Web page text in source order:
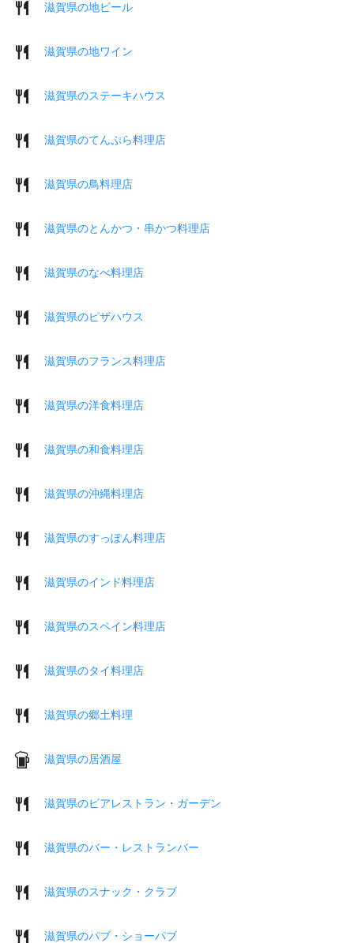
滋賀県の地ビール
滋賀県の地ワイン
滋賀県のステーキハウス
滋賀県のてんぷら料理店
滋賀県の鳥料理店
滋賀県のとんかつ・串かつ料理店
滋賀県のなべ料理店
滋賀県のピザハウス
滋賀県のフランス料理店
滋賀県の洋食料理店
滋賀県の和食料理店
滋賀県の沖縄料理店
滋賀県のすっぽん料理店
滋賀県のインド料理店
滋賀県のスペイン料理店
滋賀県のタイ料理店
滋賀県の郷土料理
滋賀県の居酒屋
滋賀県のビアレストラン・ガーデン
滋賀県のバー・レストランバー
滋賀県のスナック・クラブ
滋賀県のパブ・ショーパブ